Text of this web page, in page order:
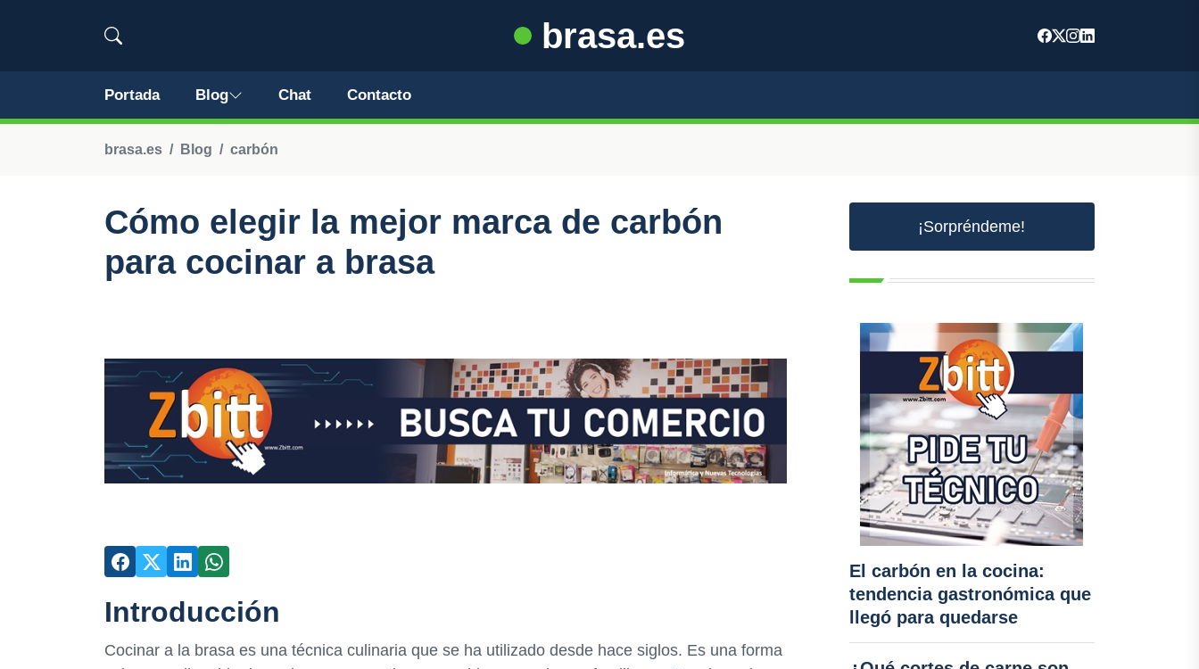
brasa.es
Portada Blog Chat Contacto
brasa.es Blog carbón
Cómo elegir la mejor marca de carbón
para cocinar a brasa
Introducción
Cocinar a la brasa es una técnica culinaria que se ha utilizado desde hace siglos. Es una forma
¡Sorpréndeme!
El carbón en la cocina:
tendencia gastronómica que
llegó para quedarse